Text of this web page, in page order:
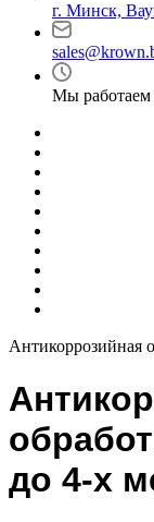
г. Минск,
Мы работаем
Антикоррозийная
до 4-х